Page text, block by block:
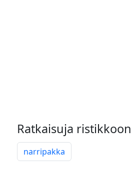
Ratkaisuja ristikkoon
narripakka